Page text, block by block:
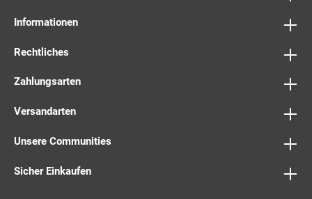
Informationen
Rechtliches
Zahlungsarten
Versandarten
Unsere Communities
Sicher Einkaufen